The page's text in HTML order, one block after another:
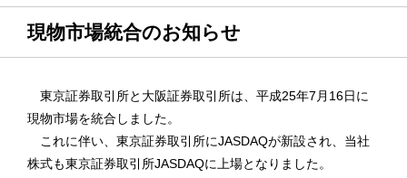
現物市場統合のお知らせ
東京証券取引所と大阪証券取引所は、平成25年7月16日に
現物市場を統合しました。
これに伴い、東京証券取引所にJASDAQが新設され、当社
株式も東京証券取引所JASDAQに上場となりました。